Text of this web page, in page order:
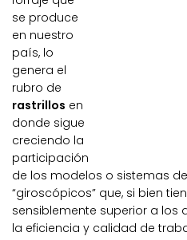
se produce
en nuestro
país, lo
genera el
rubro de
rastrillos en
donde sigue
creciendo la
participación
de los modelos o sistemas
“giroscópicos” que, si bien
sensiblemente superior a los
la eficiencia y calidad de